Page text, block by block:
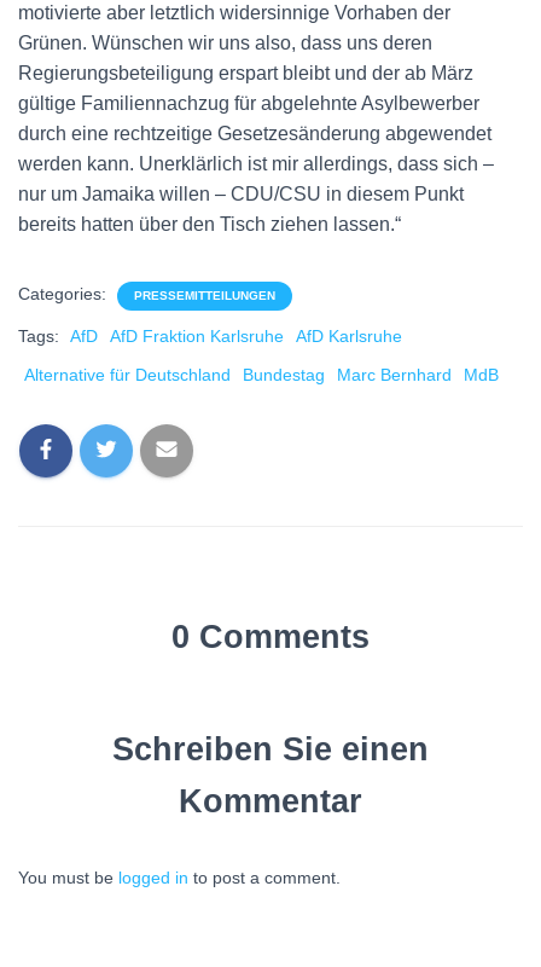
motivierte aber letztlich widersinnige Vorhaben der
Grünen. Wünschen wir uns also, dass uns deren
Regierungsbeteiligung erspart bleibt und der ab März
gültige Familiennachzug für abgelehnte Asylbewerber
durch eine rechtzeitige Gesetzesänderung abgewendet
werden kann. Unerklärlich ist mir allerdings, dass sich –
nur um Jamaika willen – CDU/CSU in diesem Punkt
bereits hatten über den Tisch ziehen lassen.“
Categories: PRESSEMITTEILUNGEN
Tags: AfD AfD Fraktion Karlsruhe
AfD Karlsruhe
Alternative für Deutschland
Bundestag Marc Bernhard MdB
0 Comments
Schreiben Sie einen
Kommentar
You must be logged in to post a comment.